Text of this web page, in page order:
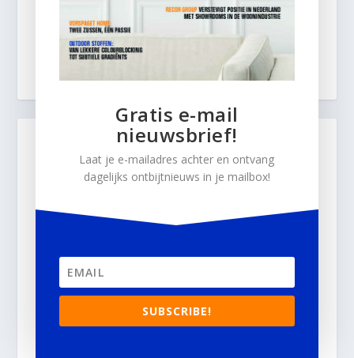
Gratis e-mail
nieuwsbrief!
Laat je e-mailadres achter en ontvang
dagelijks ontbijtnieuws in je mailbox!
SUBSCRIBE!